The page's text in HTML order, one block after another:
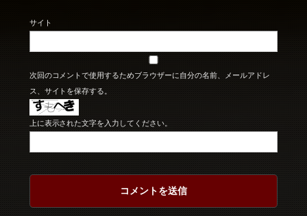
サイト
次回のコメントで使用するためブラウザーに自分の名前、メールアドレ
ス、サイトを保存する。
上に表示された文字を入力してください。